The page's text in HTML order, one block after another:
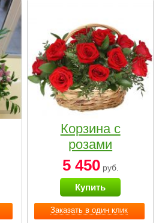
Заказать в один клик
Корзина с
розами
«Красный
Париж»
5 450руб.
Купить